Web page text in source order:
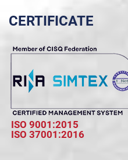
CERTIFICATE
ISO 9001:2015
ISO 37001:2016